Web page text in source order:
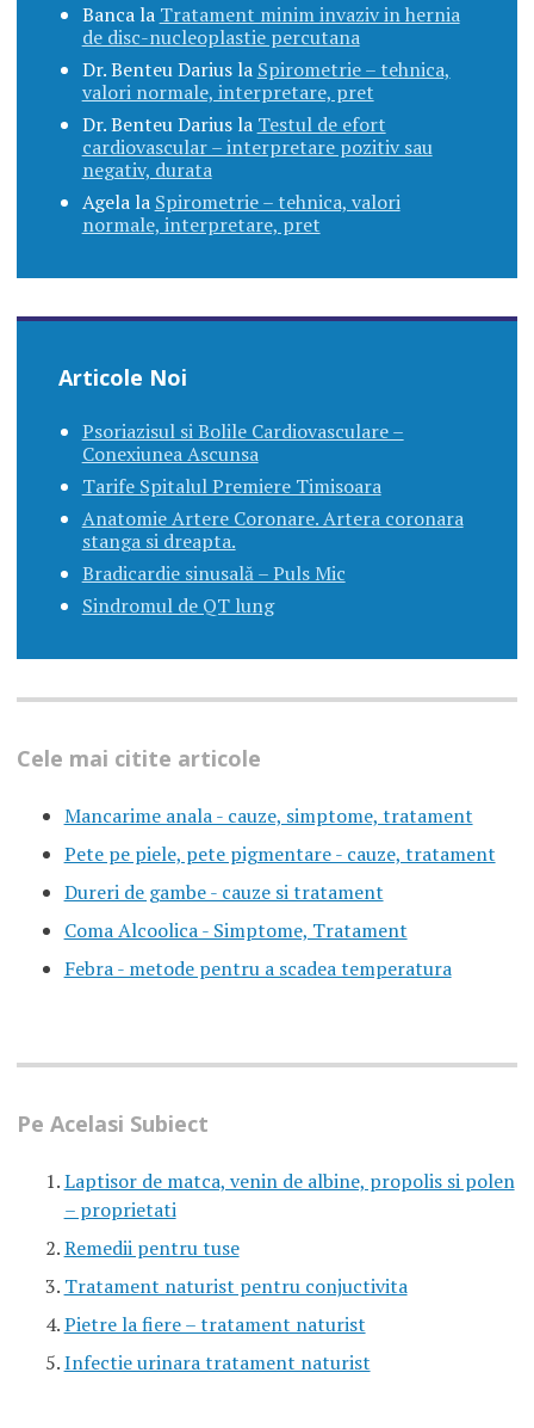
Bancala Tratament minim invaziv in hernia
de disc-nucleoplastie percutana
Dr. Benteu Dariusla Spirometrie – tehnica,
valori normale, interpretare, pret
Dr. Benteu Dariusla Testul de efort
cardiovascular – interpretare pozitiv sau
negativ, durata
Agelala Spirometrie – tehnica, valori
normale, interpretare, pret
Articole Noi
Psoriazisul si Bolile Cardiovasculare –
Conexiunea Ascunsa
Tarife Spitalul Premiere Timisoara
Anatomie Artere Coronare. Artera coronara
stanga si dreapta.
Bradicardie sinusală – Puls Mic
Sindromul de QT lung
Cele mai citite articole
Mancarime anala - cauze, simptome, tratament
Pete pe piele, pete pigmentare - cauze, tratament
Dureri de gambe - cauze si tratament
Coma Alcoolica - Simptome, Tratament
Febra - metode pentru a scadea temperatura
Pe Acelasi Subiect
Laptisor de matca, venin de albine, propolis si polen
– proprietati
Remedii pentru tuse
Tratament naturist pentru conjuctivita
Pietre la fiere – tratament naturist
Infectie urinara tratament naturist